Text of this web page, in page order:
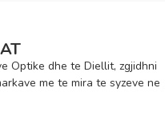
Optike dhe te Diellit, zgjidhni
me te mira te syzeve ne